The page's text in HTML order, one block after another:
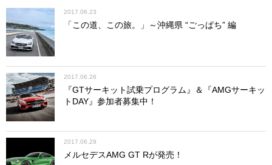
2017.06.23
「この道、この旅。」～沖縄県 “ごっぱち” 編
2017.06.26
『GTサーキット試乗プログラム』＆『AMGサーキッ
トDAY』参加者募集中！
2017.06.29
メルセデスAMG GT Rが発売！